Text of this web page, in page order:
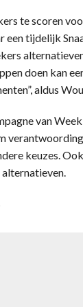
te scoren
tijdelijk
doen kan
aldus
van
keuzes.
alternatieven.